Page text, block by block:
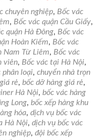
about
Dịch
vụ
bốc
vác
hàng
hóa
chuyên
nghiệp
tại
các
Khu
công
chuyên nghiệp, Bốc vác
, Bốc vác quận Cầu Giấy,
quận Hà Đông, Bốc vác
Hoàn Kiếm, Bốc vác
Nam Từ Liêm, Bốc vác
viên, Bốc vác tại Hà Nội,
phân loại, chuyển nhà trọn
rẻ, bốc dỡ hàng giá rẻ,
Hà Nội, bốc vác hàng
Long, bốc xếp hàng khu
hóa, dịch vụ bốc vác
Hà Nội, dịch vụ bốc vác
nghiệp, đội bốc xếp